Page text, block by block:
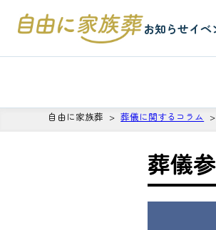
お知らせイベ
自由に家族葬 葬儀に関するコラム
葬儀